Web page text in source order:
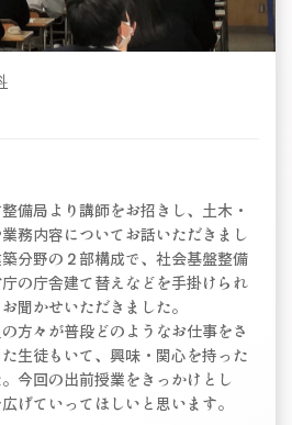
局より講師をお招きし、土木・
務内容についてお話いただきまし
分野の２部構成で、社会基盤整備
の庁舎建て替えなどを手掛けられ
聞かせいただきました。
方々が普段どのようなお仕事をさ
生徒もいて、興味・関心を持った
今回の出前授業をきっかけとし
げていってほしいと思います。